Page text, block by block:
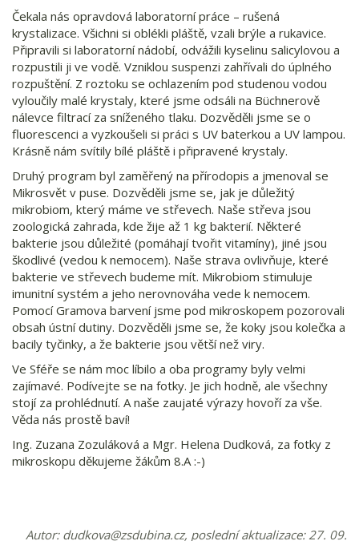
Čekala nás opravdová laboratorní práce – rušená
krystalizace. Všichni si oblékli pláště, vzali brýle a rukavice.
Připravili si laboratorní nádobí, odvážili kyselinu salicylovou a
rozpustili ji ve vodě. Vzniklou suspenzi zahřívali do úplného
rozpuštění. Z roztoku se ochlazením pod studenou vodou
vyloučily malé krystaly, které jsme odsáli na Büchnerově
nálevce filtrací za sníženého tlaku. Dozvěděli jsme se o
fluorescenci a vyzkoušeli si práci s UV baterkou a UV lampou.
Krásně nám svítily bílé pláště i připravené krystaly.
Druhý program byl zaměřený na přírodopis a jmenoval se
Mikrosvět v puse. Dozvěděli jsme se, jak je důležitý
mikrobiom, který máme ve střevech. Naše střeva jsou
zoologická zahrada, kde žije až 1 kg bakterií. Některé
bakterie jsou důležité (pomáhají tvořit vitamíny), jiné jsou
škodlivé (vedou k nemocem). Naše strava ovlivňuje, které
bakterie ve střevech budeme mít. Mikrobiom stimuluje
imunitní systém a jeho nerovnováha vede k nemocem.
Pomocí Gramova barvení jsme pod mikroskopem pozorovali
obsah ústní dutiny. Dozvěděli jsme se, že koky jsou kolečka a
bacily tyčinky, a že bakterie jsou větší než viry.
Ve Sféře se nám moc líbilo a oba programy byly velmi
zajímavé. Podívejte se na fotky. Je jich hodně, ale všechny
stojí za prohlédnutí. A naše zaujaté výrazy hovoří za vše.
Věda nás prostě baví!
Ing. Zuzana Zozuláková a Mgr. Helena Dudková, za fotky z
mikroskopu děkujeme žákům 8.A :-)
Autor: dudkova@zsdubina.cz, poslední aktualizace: 27. 09.